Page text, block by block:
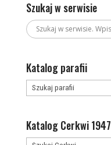
Szukaj w serwisie
Katalog parafii
Katalog Cerkwi 1947